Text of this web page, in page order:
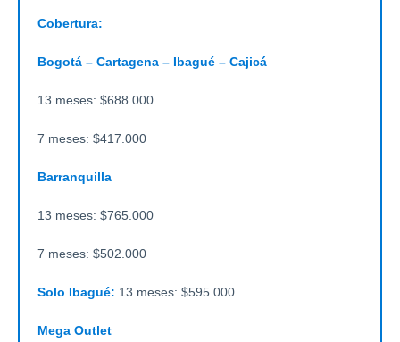
Cobertura:
Bogotá – Cartagena – Ibagué – Cajicá
13 meses: $688.000
7 meses: $417.000
Barranquilla
13 meses: $765.000
7 meses: $502.000
Solo Ibagué: 13 meses: $595.000
Mega Outlet